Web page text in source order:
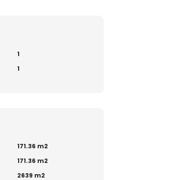
1
1
171.36 m2
171.36 m2
2639 m2